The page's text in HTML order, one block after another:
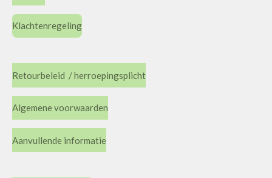
Klachtenregeling
Retourbeleid / herroepingsplicht
Algemene voorwaarden
Aanvullende informatie